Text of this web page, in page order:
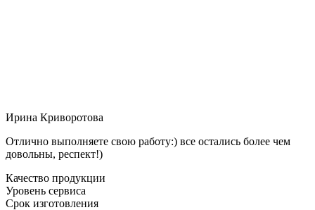
Ирина Криворотова
Отлично выполняете свою работу:) все остались более чем
довольны, респект!)
Качество продукции
Уровень сервиса
Срок изготовления